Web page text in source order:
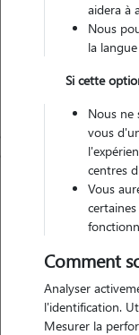
Motivation
aidera à
Nous
la
Si cette
Nous ne
vous
centres
Vous
Comment
Analyser
l'identification.
Mesurer la